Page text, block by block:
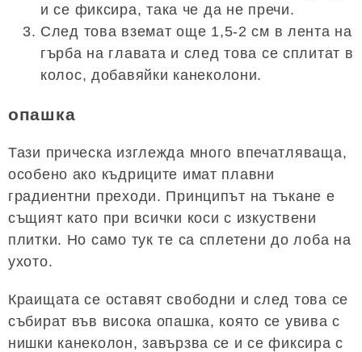
и се фиксира, така че да не пречи.
След това вземат още 1,5-2 см в лента на
гърба на главата и след това се сплитат в
колос, добавяйки канеколони.
опашка
Тази прическа изглежда много впечатляваща,
особено ако къдриците имат плавни
градиентни преходи. Принципът на тъкане е
същият като при всички коси с изкуствени
плитки. Но само тук те са сплетени до лоба на
ухото.
Краищата се оставят свободни и след това се
събират във висока опашка, която се увива с
нишки канеколон, завързва се и се фиксира с